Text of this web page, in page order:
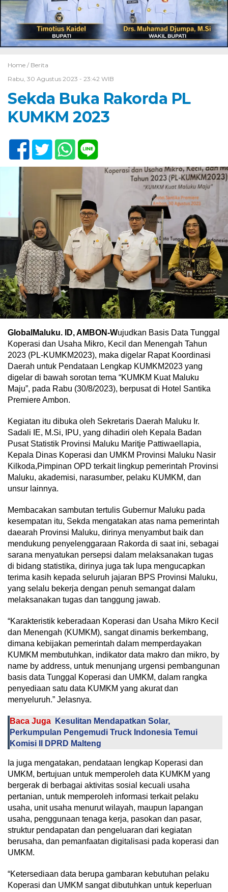
Home / Berita
Rabu, 30 Agustus 2023 - 23:42 WIB
Sekda Buka Rakorda PL
KUMKM 2023
GlobalMaluku. ID, AMBON-Wujudkan Basis Data Tunggal
Koperasi dan Usaha Mikro, Kecil dan Menengah Tahun
2023 (PL-KUMKM2023), maka digelar Rapat Koordinasi
Daerah untuk Pendataan Lengkap KUMKM2023 yang
digelar di bawah sorotan tema “KUMKM Kuat Maluku
Maju”, pada Rabu (30/8/2023), berpusat di Hotel Santika
Premiere Ambon.
Kegiatan itu dibuka oleh Sekretaris Daerah Maluku Ir.
Sadali IE, M.Si, IPU, yang dihadiri oleh Kepala Badan
Pusat Statistik Provinsi Maluku Maritje Pattiwaellapia,
Kepala Dinas Koperasi dan UMKM Provinsi Maluku Nasir
Kilkoda,Pimpinan OPD terkait lingkup pemerintah Provinsi
Maluku, akademisi, narasumber, pelaku KUMKM, dan
unsur lainnya.
Membacakan sambutan tertulis Gubernur Maluku pada
kesempatan itu, Sekda mengatakan atas nama pemerintah
daearah Provinsi Maluku, dirinya menyambut baik dan
mendukung penyelenggaraan Rakorda di saat ini, sebagai
sarana menyatukan persepsi dalam melaksanakan tugas
di bidang statistika, dirinya juga tak lupa mengucapkan
terima kasih kepada seluruh jajaran BPS Provinsi Maluku,
yang selalu bekerja dengan penuh semangat dalam
melaksanakan tugas dan tanggung jawab.
“Karakteristik keberadaan Koperasi dan Usaha Mikro Kecil
dan Menengah (KUMKM), sangat dinamis berkembang,
dimana kebijakan pemerintah dalam memperdayakan
KUMKM membutuhkan, indikator data makro dan mikro, by
name by address, untuk menunjang urgensi pembangunan
basis data Tunggal Koperasi dan UMKM, dalam rangka
penyediaan satu data KUMKM yang akurat dan
menyeluruh.” Jelasnya.
Baca Juga
Kesulitan Mendapatkan Solar,
Perkumpulan Pengemudi Truck Indonesia Temui
Komisi II DPRD Malteng
Ia juga mengatakan, pendataan lengkap Koperasi dan
UMKM, bertujuan untuk memperoleh data KUMKM yang
bergerak di berbagai aktivitas sosial kecuali usaha
pertanian, untuk memperoleh informasi terkait pelaku
usaha, unit usaha menurut wilayah, maupun lapangan
usaha, penggunaan tenaga kerja, pasokan dan pasar,
struktur pendapatan dan pengeluaran dari kegiatan
berusaha, dan pemanfaatan digitalisasi pada koperasi dan
UMKM.
“Ketersediaan data berupa gambaran kebutuhan pelaku
Koperasi dan UMKM sangat dibutuhkan untuk keperluan